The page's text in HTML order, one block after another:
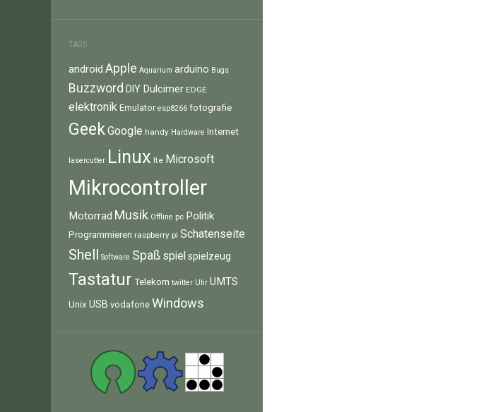
TAGS
android Apple Aquarium arduino Bugs
Buzzword DIY Dulcimer EDGE
elektronik Emulator esp8266 fotografie
GeekGoogle handy Hardware Internet
lasercutter Linux lte Microsoft
Mikrocontroller
Motorrad Musik Offline pc Politik
Programmieren raspberry pi Schatenseite
Shell Software Spaß spiel spielzeug
Tastatur Telekom twitter Uhr UMTS
Unix USB vodafone Windows